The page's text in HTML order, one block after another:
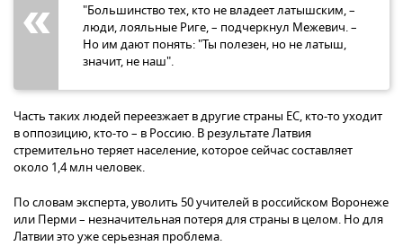
"Большинство тех, кто не владеет латышским, –
люди, лояльные Риге, – подчеркнул Межевич. –
Но им дают понять: "Ты полезен, но не латыш,
значит, не наш".
Часть таких людей переезжает в другие страны ЕС, кто-то уходит
в оппозицию, кто-то – в Россию. В результате Латвия
стремительно теряет население, которое сейчас составляет
около 1,4 млн человек.
По словам эксперта, уволить 50 учителей в российском Воронеже
или Перми – незначительная потеря для страны в целом. Но для
Латвии это уже серьезная проблема.